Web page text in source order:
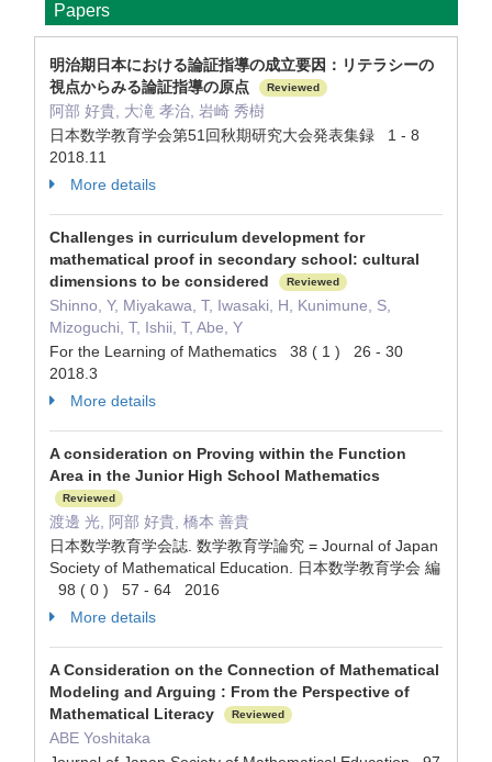
Papers
明治期日本における論証指導の成立要因：リテラシーの
視点からみる論証指導の原点
Reviewed
阿部 好貴, 大滝 孝治, 岩崎 秀樹
日本数学教育学会第51回秋期研究大会発表集録 1 - 8
2018.11
More details
Challenges in curriculum development for
mathematical proof in secondary school: cultural
dimensions to be considered
Reviewed
Shinno, Y, Miyakawa, T, Iwasaki, H, Kunimune, S,
Mizoguchi, T, Ishii, T, Abe, Y
For the Learning of Mathematics 38 ( 1 ) 26 - 30
2018.3
More details
A consideration on Proving within the Function
Area in the Junior High School Mathematics
Reviewed
渡邊 光, 阿部 好貴, 橋本 善貴
日本数学教育学会誌. 数学教育学論究 = Journal of Japan
Society of Mathematical Education. 日本数学教育学会 編
98 ( 0 ) 57 - 64 2016
More details
A Consideration on the Connection of Mathematical
Modeling and Arguing : From the Perspective of
Mathematical Literacy
Reviewed
ABE Yoshitaka